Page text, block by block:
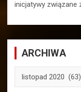
inicjatywy związane
ARCHIWA